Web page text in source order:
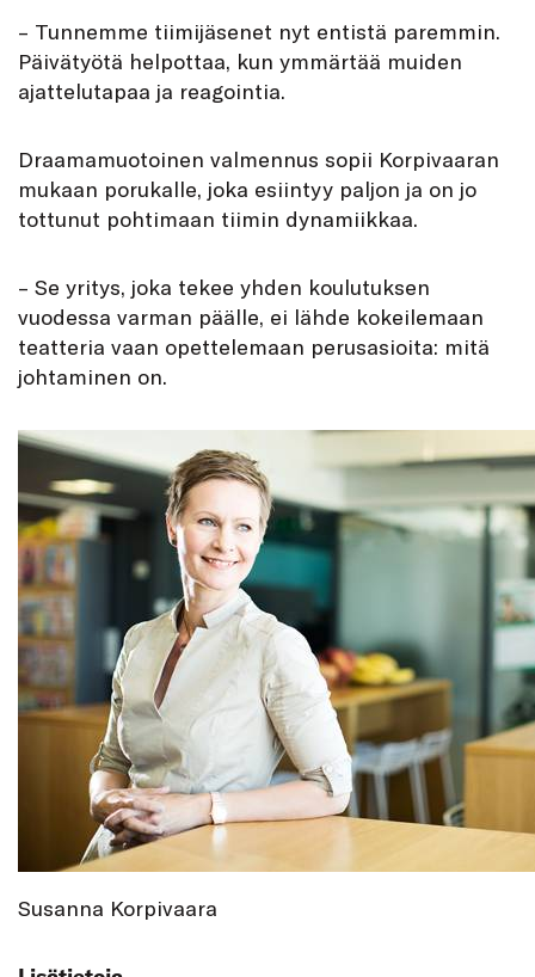
– Tunnemme tiimijäsenet nyt entistä paremmin.
Päivätyötä helpottaa, kun ymmärtää muiden
ajattelutapaa ja reagointia.
Draamamuotoinen valmennus sopii Korpivaaran
mukaan porukalle, joka esiintyy paljon ja on jo
tottunut pohtimaan tiimin dynamiikkaa.
– Se yritys, joka tekee yhden koulutuksen
vuodessa varman päälle, ei lähde kokeilemaan
teatteria vaan opettelemaan perusasioita: mitä
johtaminen on.
Susanna Korpivaara